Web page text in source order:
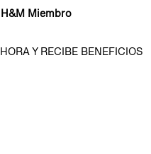
Miembro
Y RECIBE BENEFICIOS